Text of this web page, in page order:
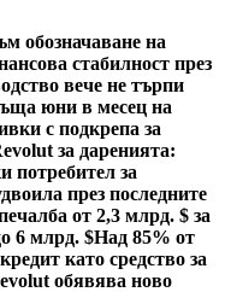
обозначаване на
стабилност през
вече не търпи
юни в месец на
с подкрепа за
за даренията:
потребител за
през последните
от 2,3 млрд. $ за
6 млрд. $Над 85% от
като средство за
обявява ново